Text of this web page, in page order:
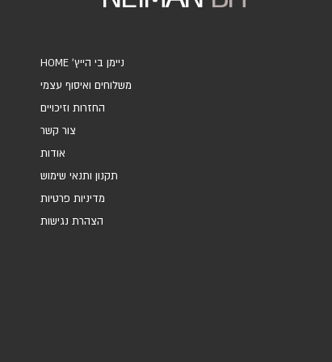
HOME 'ניימן בי הייץ
משלוחים ואיסוף עצמי
החזרות וזיכויים
צור קשר
אודות
תקנון ותנאי שימוש
מדיניות פרטיות
הצהרת נגישות